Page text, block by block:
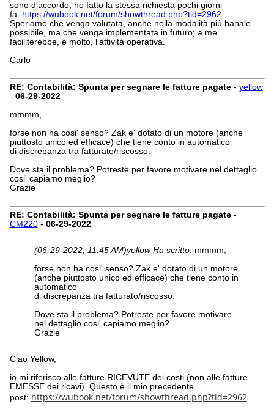
sono d'accordo; ho fatto la stessa richiesta pochi giorni
fa: https://wubook.net/forum/showthread.php?tid=2962
Speriamo che venga valutata, anche nella modalità più banale
possibile, ma che venga implementata in futuro; a me
faciliterebbe, e molto, l'attività operativa.
Carlo
RE: Contabilità: Spunta per segnare le fatture pagate- yellow
- 06-29-2022
mmmm,
forse non ha cosi' senso? Zak e' dotato di un motore (anche
piuttosto unico ed efficace) che tiene conto in automatico
di discrepanza tra fatturato/riscosso.
Dove sta il problema? Potreste per favore motivare nel dettaglio
cosi' capiamo meglio?
Grazie
RE: Contabilità: Spunta per segnare le fatture pagate-
CM220- 06-29-2022
(06-29-2022, 11:45 AM)yellow Ha scritto: mmmm,
forse non ha cosi' senso? Zak e' dotato di un motore
(anche piuttosto unico ed efficace) che tiene conto in
automatico
di discrepanza tra fatturato/riscosso.
Dove sta il problema? Potreste per favore motivare
nel dettaglio cosi' capiamo meglio?
Grazie
Ciao Yellow,
io mi riferisco alle fatture RICEVUTE dei costi (non alle fatture
EMESSE dei ricavi). Questo è il mio precedente
post: https://wubook.net/forum/showthread.php?tid=2962